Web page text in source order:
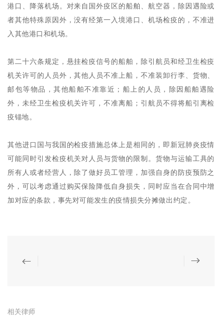
港口、降落机场。对来自国外疫区的船舶、航空器，除因遇险或
者其他特殊原因外，没有经第一入境港口、机场检疫的，不准进
入其他港口和机场。
第二十六条规定，悬挂检疫信号的船舶，除引航员和经卫生检疫
机关许可的人员外，其他人员不准上船，不准装卸行李、货物、
邮包等物品，其他船舶不准靠近；船上的人员，除因船舶遇险
外，未经卫生检疫机关许可，不准离船；引航员不得将船引离检
疫锚地。
其他进口国与我国的检疫措施总体上是相同的，即新冠肺炎疫情
可能同时引发检疫机关对人员与货物的限制。货物与运输工具的
所有人或者经营人，除了做好员工管理，加强自身的防疫预防之
外，可以考虑通过购买保险降低自身损失，同时应当在合同中增
加对应的条款，事先对可能发生的疫情损失分摊做出约定。
相关律师